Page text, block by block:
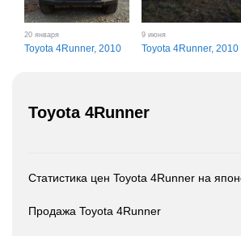
20 января
Toyota 4Runner, 2010
9 июня
Toyota 4Runner, 2010
Toyota 4Runner
Статистика цен Toyota 4Runner на
Продажа Toyota 4Runner